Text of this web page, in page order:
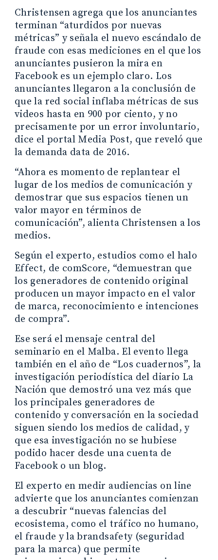
Christensen agrega que los anunciantes
terminan “aturdidos por nuevas
métricas” y señala el nuevo escándalo de
fraude con esas mediciones en el que los
anunciantes pusieron la mira en
Facebook es un ejemplo claro. Los
anunciantes llegaron a la conclusión de
que la red social inflaba métricas de sus
videos hasta en 900 por ciento, y no
precisamente por un error involuntario,
dice el portal Media Post, que reveló que
la demanda data de 2016.
“Ahora es momento de replantear el
lugar de los medios de comunicación y
demostrar que sus espacios tienen un
valor mayor en términos de
comunicación”, alienta Christensen a los
medios.
Según el experto, estudios como el halo
Effect, de comScore, “demuestran que
los generadores de contenido original
producen un mayor impacto en el valor
de marca, reconocimiento e intenciones
de compra”.
Ese será el mensaje central del
seminario en el Malba. El evento llega
también en el año de “Los cuadernos”, la
investigación periodística del diario La
Nación que demostró una vez más que
los principales generadores de
contenido y conversación en la sociedad
siguen siendo los medios de calidad, y
que esa investigación no se hubiese
podido hacer desde una cuenta de
Facebook o un blog.
El experto en medir audiencias on line
advierte que los anunciantes comienzan
a descubrir “nuevas falencias del
ecosistema, como el tráfico no humano,
el fraude y la brandsafety (seguridad
para la marca) que permite